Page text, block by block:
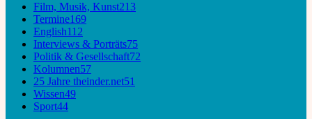
Film, Musik, Kunst213
Termine169
English112
Interviews & Porträts75
Politik & Gesellschaft72
Kolumnen57
25 Jahre theinder.net51
Wissen49
Sport44